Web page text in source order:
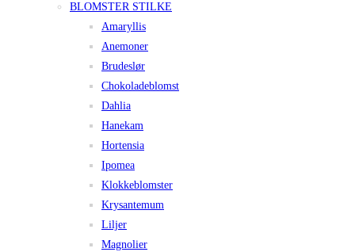
BLOMSTER STILKE
Amaryllis
Anemoner
Brudeslør
Chokoladeblomst
Dahlia
Hanekam
Hortensia
Ipomea
Klokkeblomster
Krysantemum
Liljer
Magnolier